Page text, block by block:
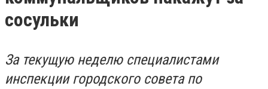
сосульки
За текущую неделю специалистами
инспекции городского совета по